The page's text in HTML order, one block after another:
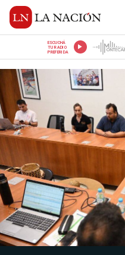
ESCUCHÁ
TU RADIO
PREFERIDA